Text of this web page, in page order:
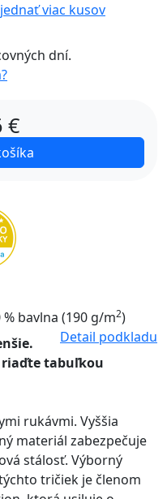
viac kusov
dní.
€
% bavlna (190 g/m2)
Detail podkladu
riaďte tabuľkou
rukávmi. Vyššia
materiál zabezpečuje
stálosť. Výborný
tričiek je členom